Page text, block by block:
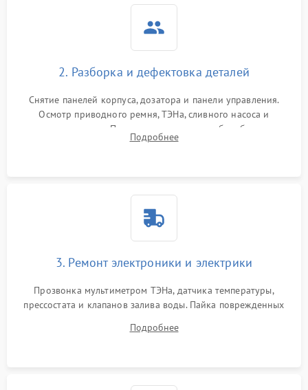
2. Разборка и дефектовка деталей
Снятие панелей корпуса, дозатора и панели управления.
Осмотр приводного ремня, ТЭНа, сливного насоса и
амортизаторов. Проверка подшипников барабана и
крестовины на износ, а манжеты люка на разрывы.
Подробнее
3. Ремонт электроники и электрики
Прозвонка мультиметром ТЭНа, датчика температуры,
прессостата и клапанов залива воды. Пайка поврежденных
Восстановление целостности проводки и контактов.
Подробнее